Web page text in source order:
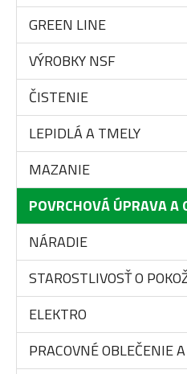
GREEN LINE
VÝROBKY NSF
ČISTENIE
LEPIDLÁ A TMELY
MAZANIE
POVRCHOVÁ ÚPRAVA A
NÁRADIE
STAROSTLIVOSŤ O
ELEKTRO
PRACOVNÉ OBLEČENIE